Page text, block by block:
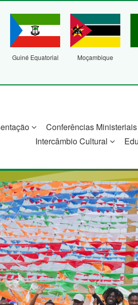
Guiné Equatorial Moçambique
Conferências Ministeriais
Intercâmbio Cultural